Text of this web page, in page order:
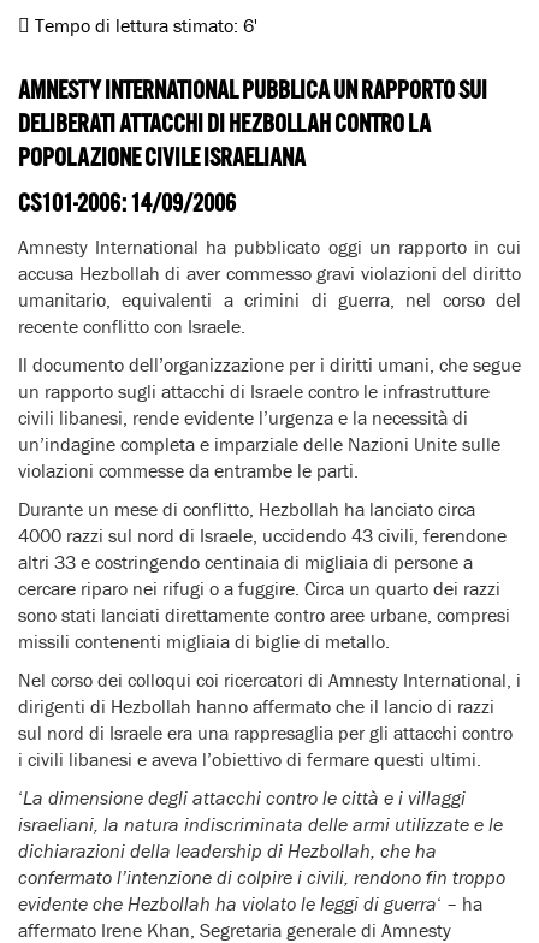
Tempo di lettura stimato: 6'
AMNESTY INTERNATIONAL PUBBLICA UN RAPPORTO SUI
DELIBERATI ATTACCHI DI HEZBOLLAH CONTRO LA
POPOLAZIONE CIVILE ISRAELIANA
CS101-2006: 14/09/2006
Amnesty International ha pubblicato oggi un rapporto in cui
accusa Hezbollah di aver commesso gravi violazioni del diritto
umanitario, equivalenti a crimini di guerra, nel corso del
recente conflitto con Israele.
Il documento dell’organizzazione per i diritti umani, che segue
un rapporto sugli attacchi di Israele contro le infrastrutture
civili libanesi, rende evidente l’urgenza e la necessità di
un’indagine completa e imparziale delle Nazioni Unite sulle
violazioni commesse da entrambe le parti.
Durante un mese di conflitto, Hezbollah ha lanciato circa
4000 razzi sul nord di Israele, uccidendo 43 civili, ferendone
altri 33 e costringendo centinaia di migliaia di persone a
cercare riparo nei rifugi o a fuggire. Circa un quarto dei razzi
sono stati lanciati direttamente contro aree urbane, compresi
missili contenenti migliaia di biglie di metallo.
Nel corso dei colloqui coi ricercatori di Amnesty International, i
dirigenti di Hezbollah hanno affermato che il lancio di razzi
sul nord di Israele era una rappresaglia per gli attacchi contro
i civili libanesi e aveva l’obiettivo di fermare questi ultimi.
‘La dimensione degli attacchi contro le città e i villaggi
israeliani, la natura indiscriminata delle armi utilizzate e le
dichiarazioni della leadership di Hezbollah, che ha
confermato l’intenzione di colpire i civili, rendono fin troppo
evidente che Hezbollah ha violato le leggi di guerra‘ – ha
affermato Irene Khan, Segretaria generale di Amnesty